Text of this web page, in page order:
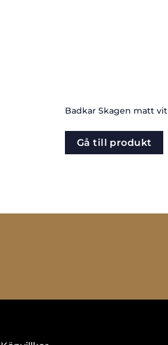
Badkar Skagen matt vit
Gå till produkt